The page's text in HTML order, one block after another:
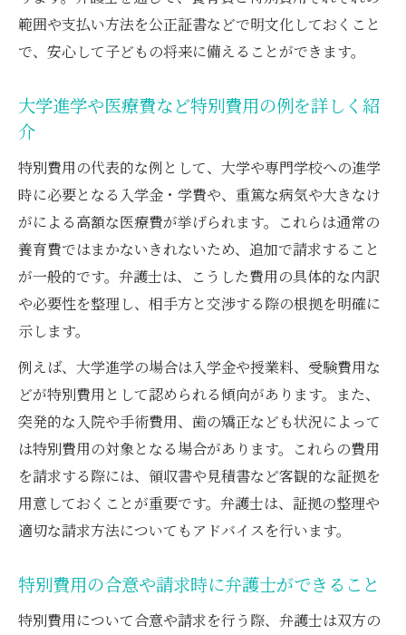
範囲や支払い方法を公正証書などで明文化しておくこと
で、安心して子どもの将来に備えることができます。
大学進学や医療費など特別費用の例を詳しく紹
介
特別費用の代表的な例として、大学や専門学校への進学
時に必要となる入学金・学費や、重篤な病気や大きなけ
がによる高額な医療費が挙げられます。これらは通常の
養育費ではまかないきれないため、追加で請求すること
が一般的です。弁護士は、こうした費用の具体的な内訳
や必要性を整理し、相手方と交渉する際の根拠を明確に
示します。
例えば、大学進学の場合は入学金や授業料、受験費用な
どが特別費用として認められる傾向があります。また、
突発的な入院や手術費用、歯の矯正なども状況によって
は特別費用の対象となる場合があります。これらの費用
を請求する際には、領収書や見積書など客観的な証拠を
用意しておくことが重要です。弁護士は、証拠の整理や
適切な請求方法についてもアドバイスを行います。
特別費用の合意や請求時に弁護士ができること
特別費用について合意や請求を行う際、弁護士は双方の